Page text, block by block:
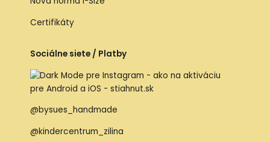
Certifikáty
Sociálne siete / Platby
@bysues_handmade
@kindercentrum_zilina